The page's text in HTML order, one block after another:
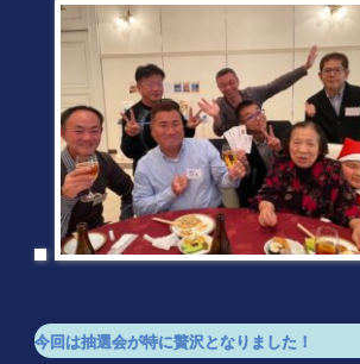
今回は抽選会が特に贅沢となりました！